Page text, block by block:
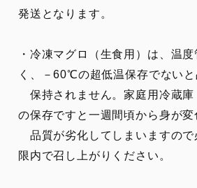
発送となります。
・冷凍マグロ（生食用）は、温
く、－60℃の超低温保存でない
保持されません。家庭用冷蔵
の保存ですと一週間頃から身が変
品質が劣化してしまいますので
限内で召し上がりください。